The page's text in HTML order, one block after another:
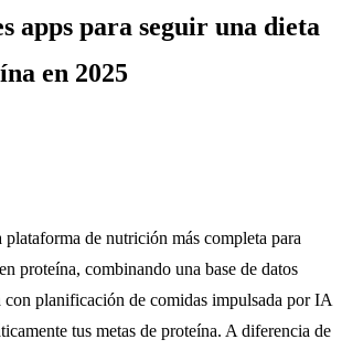
apps para seguir una dieta
en 2025
plataforma de nutrición más completa para
proteína, combinando una base de datos
con planificación de comidas impulsada por IA
tus metas de proteína. A diferencia de